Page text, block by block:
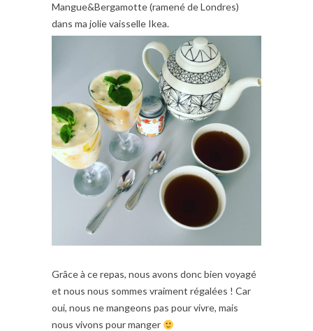
Mangue&Bergamotte (ramené de Londres)
dans ma jolie vaisselle Ikea.
Grâce à ce repas, nous avons donc bien voyagé
et nous nous sommes vraiment régalées ! Car
oui, nous ne mangeons pas pour vivre, mais
nous vivons pour manger